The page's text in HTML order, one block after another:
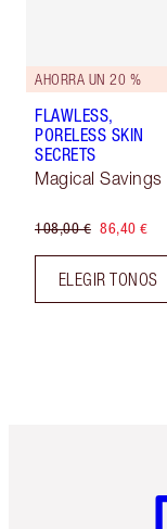
AHORRA UN 20 %
FLAWLESS,
PORELESS SKIN
SECRETS
Magical Savings
108,00 € 86,40 €
ELEGIR TONOS